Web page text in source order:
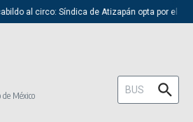
al circo: Síndica de Atizapán opta por el
de México
Buscar: